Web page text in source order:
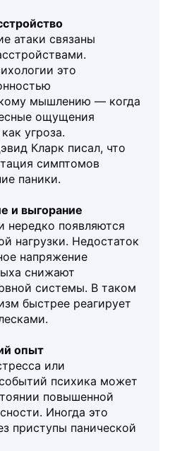
атаки связаны
это
мышлению — когда
ощущения
угроза.
Кларк писал, что
симптомов
паники.
и выгорание
нередко появляются
нагрузки. Недостаток
напряжение
снижают
системы. В таком
быстрее реагирует
опыт
или
психика может
повышенной
Иногда это
приступы панической